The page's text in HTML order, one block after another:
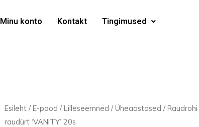
Minu konto Kontakt Tingimused
Esileht /E-pood /Lilleseemned /Üheaastased /Raudrohi
raudürt ‘VANITY’ 20s
Argentiina
raudürt
kogus